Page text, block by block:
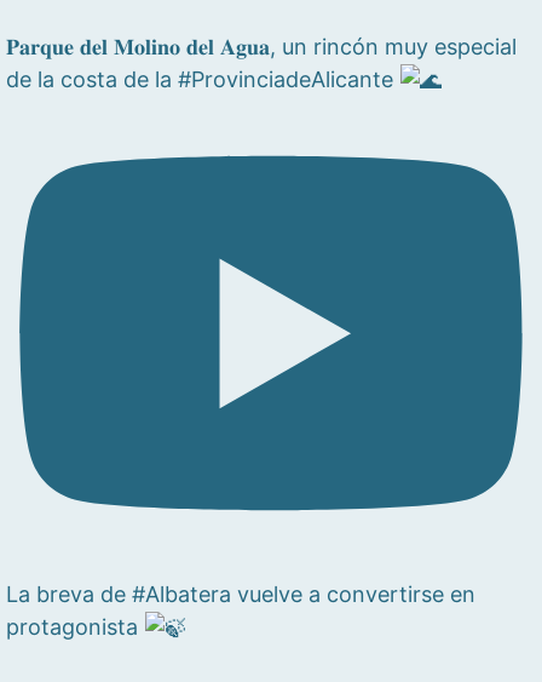
𝐏𝐚𝐫𝐪𝐮𝐞 𝐝𝐞𝐥 𝐌𝐨𝐥𝐢𝐧𝐨 𝐝𝐞𝐥 𝐀𝐠𝐮𝐚, un rincón muy especial
de la costa de la #ProvinciadeAlicante
La breva de #Albatera vuelve a convertirse en
protagonista